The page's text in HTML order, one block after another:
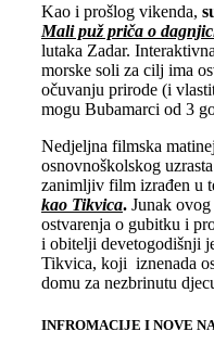
Kao i prošlog vikenda,
Mali puž priča o
lutaka Zadar.
morske soli za cilj ima
očuvanju prirode (i
mogu Bubamarci od 3
Nedjeljna filmska
osnovnoškolskog
zanimljiv film izrađen u
kao Tikvica.Junak
ostvarenja o gubitku i
i obitelji devetogodišnji
Tikvica, koji iznenada
domu za nezbrinutu
INFROMACIJE I NOVE